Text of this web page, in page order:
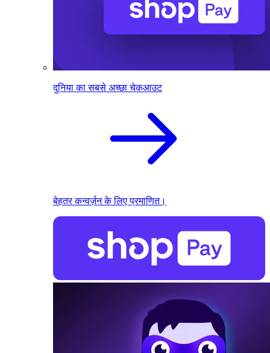
दुनिया का सबसे अच्छा चेकआउट
बेहतर कन्वर्ज़न के लिए प्रमाणित।